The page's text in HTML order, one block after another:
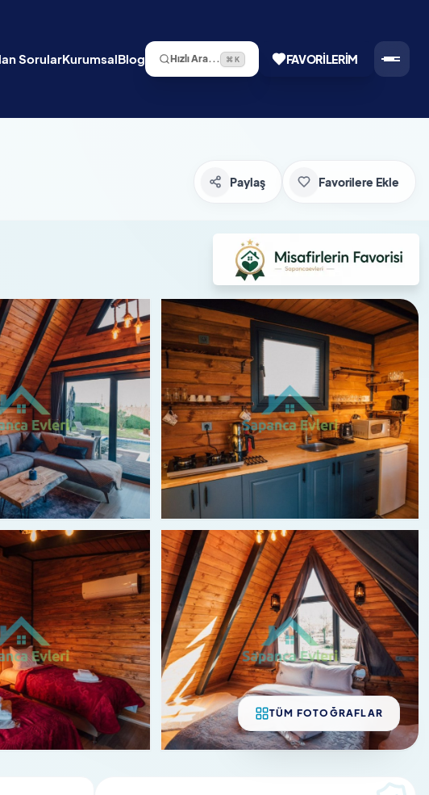
SorularKurumsalBlog Hızlı Ara... ⌘ K FAVORILERIM
Paylaş Favorilere Ekle
TÜM FOTOĞRAFLAR